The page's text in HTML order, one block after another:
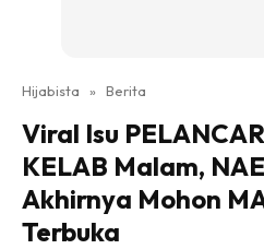
Hijabista » Berita
Viral Isu
KELAB Malam,
Akhirnya Mohon
Terbuka